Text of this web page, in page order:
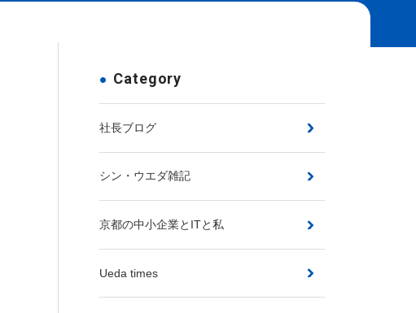
Category
社長ブログ
シン・ウエダ雑記
京都の中小企業とITと私
Ueda times